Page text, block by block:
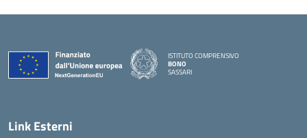
ISTITUTO COMPRENSIVO
BONO
SASSARI
Link Esterni